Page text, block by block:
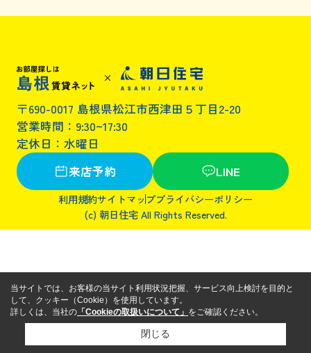
〒690-0017 島根県松江市西津田５丁目2-20
営業時間：9:30~17:30
定休日：水曜日
来店予約
LINE
利用規約サイトマッププライバシーポリシー
(c) 朝日住宅 All Rights Reserved.
当サイトでは、お客様の当サイト利用状況把握、サービス向上検討を目的と
して、クッキー（Cookie）を使用しています。
詳しくは、当社の 「Cookieの取扱いについて」 をご確認ください。
閉じる